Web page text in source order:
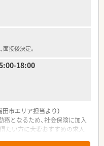
接後決定。
18:00
市エリア担当より）
となるため、社会保険に加入
たい方に大変おすすめの求人